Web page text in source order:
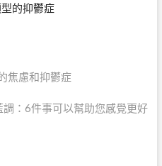
的抑鬱症
焦慮和抑鬱症
調：6件事可以幫助您感覺更好